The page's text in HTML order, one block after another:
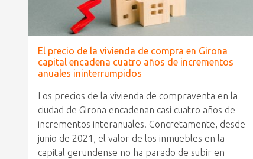
El precio de la vivienda de compra en Girona
capital encadena cuatro años de incrementos
anuales ininterrumpidos
Los precios de la vivienda de compraventa en la
ciudad de Girona encadenan casi cuatro años de
incrementos interanuales. Concretamente, desde
junio de 2021, el valor de los inmuebles en la
capital gerundense no ha parado de subir en